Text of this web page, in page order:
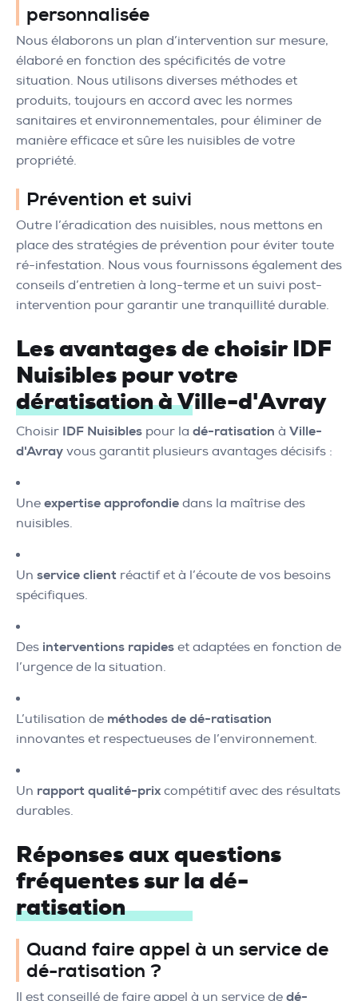
personnalisée
Nous élaborons un plan d’intervention sur mesure,
élaboré en fonction des spécificités de votre
situation. Nous utilisons diverses méthodes et
produits, toujours en accord avec les normes
sanitaires et environnementales, pour éliminer de
manière efficace et sûre les nuisibles de votre
propriété.
Prévention et suivi
Outre l’éradication des nuisibles, nous mettons en
place des stratégies de prévention pour éviter toute
ré-infestation. Nous vous fournissons également des
conseils d’entretien à long-terme et un suivi post-
intervention pour garantir une tranquillité durable.
Les avantages de choisir IDF
Nuisibles pour votre
dératisation à Ville-d'Avray
Choisir IDF Nuisibles pour la dé-ratisation à Ville-
d'Avray vous garantit plusieurs avantages décisifs :
Une expertise approfondie dans la maîtrise des
nuisibles.
Un service client réactif et à l’écoute de vos besoins
spécifiques.
Des interventions rapides et adaptées en fonction de
l’urgence de la situation.
L’utilisation de méthodes de dé-ratisation
innovantes et respectueuses de l’environnement.
Un rapport qualité-prix compétitif avec des résultats
durables.
Réponses aux questions
fréquentes sur la dé-
ratisation
Quand faire appel à un service de
dé-ratisation ?
Il est conseillé de faire appel à un service de dé-